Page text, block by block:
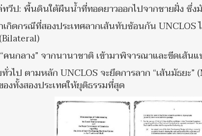
ทวีป: พื้นดินใต้ผืนน้ำที่ทอดยาวออกไปจากชายฝั่ง ซึ่
กิดกรณีที่สองประเทศลากเส้นทับซ้อนกัน UNCLOS
คนกลาง” จากนานาชาติ เข้ามาพิจารณาและขีดเส้น
วไป ตามหลัก UNCLOS จะยึดการลาก “เส้นมัธยะ”
งทั้งสองประเทศให้ยุติธรรมที่สุด